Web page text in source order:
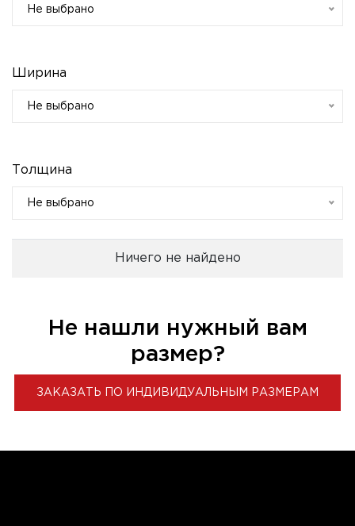
Не выбрано
Ширина
Не выбрано
Толщина
Не выбрано
Ничего не найдено
Не нашли нужный вам
размер?
ЗАКАЗАТЬ ПО ИНДИВИДУАЛЬНЫМ РАЗМЕРАМ